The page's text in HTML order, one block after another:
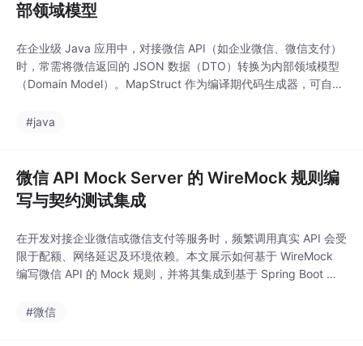
部领域模型
在企业级 Java 应用中，对接微信 API（如企业微信、微信支付）
时，常需将微信返回的 JSON 数据（DTO）转换为内部领域模型
（Domain Model）。MapStruct 作为编译期代码生成器，可自动
本文结合微信外部联系人场景，展示如何通过 MapStruct 实现 DT
#java
微信 API Mock Server 的 WireMock 规则编
写与契约测试集成
在开发对接企业微信或微信支付等服务时，频繁调用真实 API 会受
限于配额、网络延迟及环境依赖。本文展示如何基于 WireMock
编写微信 API 的 Mock 规则，并将其集成到基于 Spring Boot 的
拟微信 API 行为，团队可在无网络、无权限环境下完成高覆盖率的
#微信